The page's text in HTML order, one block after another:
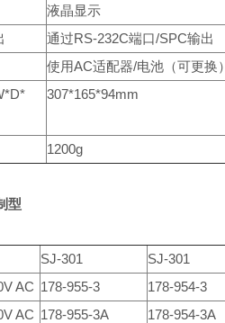
液晶显示
通过RS-232C端口/SPC输出
使用AC适配器/电池（可更换）
307*165*94mm
1200g
型
SJ-301
SJ-301
AC 178-955-3
178-954-3
AC 178-955-3A
178-954-3A